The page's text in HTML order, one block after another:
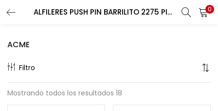
ALFILERES PUSH PIN BARRILITO 2275 PIW13 100 UNIDADES 0
Buscar
LOGIN REGISTER
Enter your username and password to login.
ACME
Filtro
Mostrando todos los resultados 18